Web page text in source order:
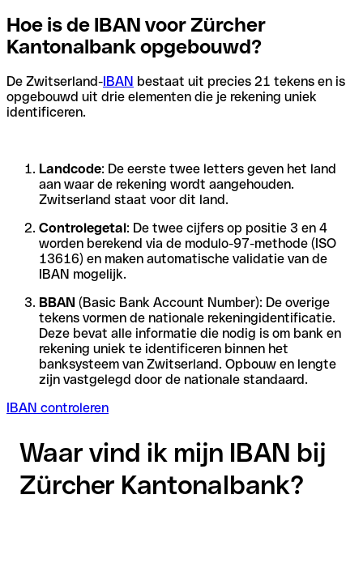
Hoe is de IBAN voor Zürcher
Kantonalbank opgebouwd?
De Zwitserland-IBAN bestaat uit precies 21 tekens en is
opgebouwd uit drie elementen die je rekening uniek
identificeren.
Landcode: De eerste twee letters geven het land
aan waar de rekening wordt aangehouden.
Zwitserland staat voor dit land.
Controlegetal: De twee cijfers op positie 3 en 4
worden berekend via de modulo-97-methode (ISO
13616) en maken automatische validatie van de
IBAN mogelijk.
BBAN (Basic Bank Account Number): De overige
tekens vormen de nationale rekeningidentificatie.
Deze bevat alle informatie die nodig is om bank en
rekening uniek te identificeren binnen het
banksysteem van Zwitserland. Opbouw en lengte
zijn vastgelegd door de nationale standaard.
IBAN controleren
Waar vind ik mijn IBAN bij
Zürcher Kantonalbank?